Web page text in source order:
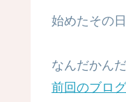
始めたその
なんだかん
前回のブログ